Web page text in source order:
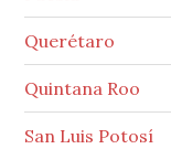
Querétaro
Quintana Roo
San Luis Potosí